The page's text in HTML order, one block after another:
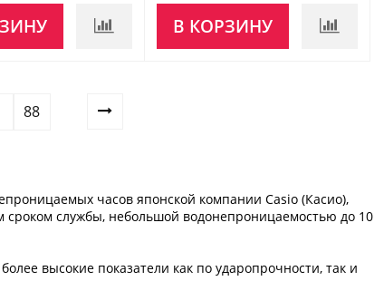
В КОРЗИНУ
88
часов японской компании Casio (Касио),
сроком службы, небольшой водонепроницаемостью до 10
высокие показатели как по ударопрочности, так и